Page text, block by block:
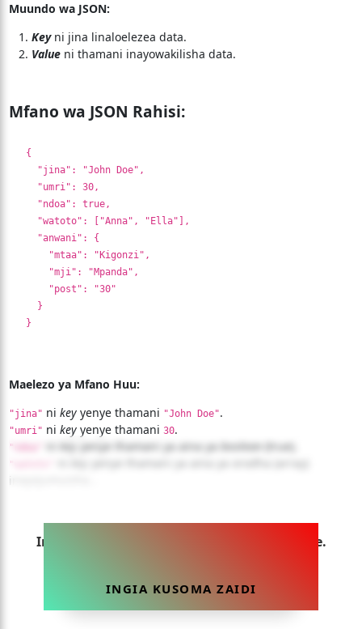
Muundo wa JSON:
Keyni jina linaloelezea data.
Value ni thamani inayowakilisha data.
Mfano wa JSON Rahisi:
{
"jina": "John Doe",
"umri": 30,
"ndoa": true,
"watoto": ["Anna", "Ella"],
"anwani": {
"mtaa": "Kigonzi",
"mji": "Mpanda",
"post": "30"
}
}
Maelezo ya Mfano Huu:
"jina" ni keyyenye thamani "John Doe".
"umri" ni keyyenye thamani 30.
"ndoa" key yenye thamani ya aina ya boolean (true).
"watoto"
inayojumuisha...
Ingia sasa ili uweze kusoma makala hii yote.
INGIA KUSOMA ZAIDI